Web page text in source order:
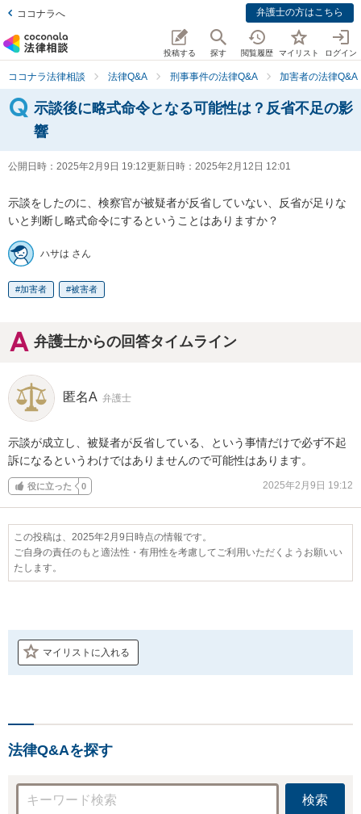
ココナラへ 弁護士の方はこちら
投稿する 探す 閲覧履歴 マイリスト ログイン
ココナラ法律相談 法律Q&A 刑事事件の法律Q&A 加害者の法律Q&A
示談後に略式命令となる可能性は？反省不足の影
響
公開日時： 2025年2月9日 19:12更新日時： 2025年2月12日 12:01
示談をしたのに、検察官が被疑者が反省していない、反省が足りな
いと判断し略式命令にするということはありますか？
ハサは さん
加害者 被害者
弁護士からの回答タイムライン
匿名A 弁護士
示談が成立し、被疑者が反省している、という事情だけで必ず不起
訴になるというわけではありませんので可能性はあります。
役に立った 0 2025年2月9日 19:12
この投稿は、2025年2月9日時点の情報です。
ご自身の責任のもと適法性・有用性を考慮してご利用いただくようお願いい
たします。
マイリストに入れる
法律Q&Aを探す
検索